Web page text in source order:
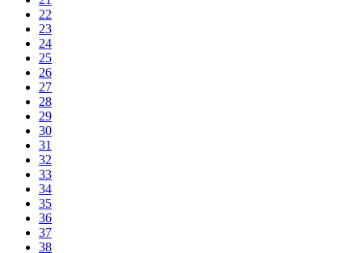
22
23
24
25
26
27
28
29
30
31
32
33
34
35
36
37
38